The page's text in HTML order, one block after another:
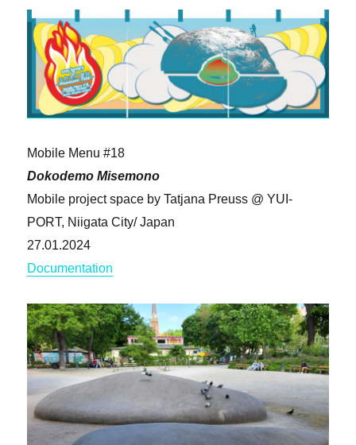
Mobile Menu #18
Dokodemo Misemono
Mobile project space by Tatjana Preuss @ YUI-
PORT, Niigata City/ Japan
27.01.2024
Documentation